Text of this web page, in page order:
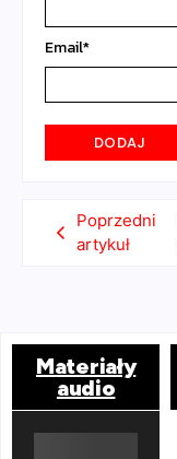
Email*
Poprzedni
artykuł
Materiały
audio